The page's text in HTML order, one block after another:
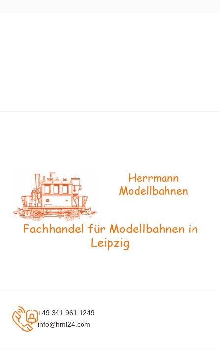
Herrmann
Modellbahnen
Fachhandel für Modellbahnen in
Leipzig
+49 341 961 1249
info@hml24.com